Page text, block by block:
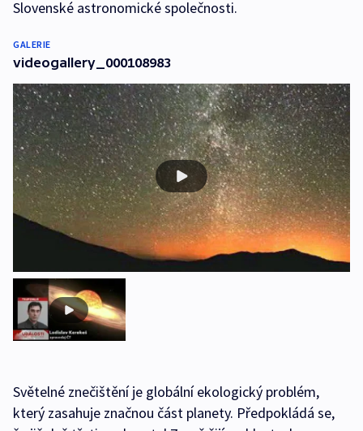
Slovenské astronomické společnosti.
GALERIE
videogallery_000108983
Světelné znečištění je globální ekologický problém,
který zasahuje značnou část planety. Předpokládá se,